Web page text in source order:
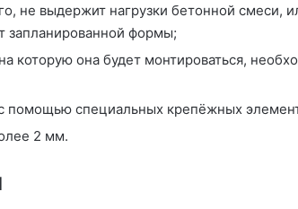
не выдержит нагрузки бетонной смеси,
запланированной формы;
которую она будет монтироваться,
помощью специальных крепёжных
2 мм.